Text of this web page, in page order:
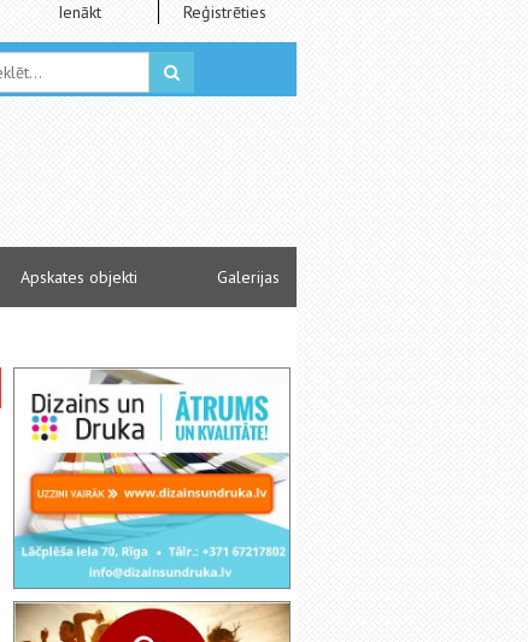
Ienākt Reģistrēties
Apskates objekti Galerijas